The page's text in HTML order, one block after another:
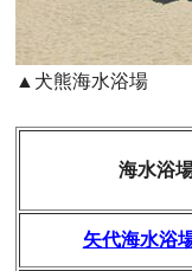
▲犬熊海水浴場
海水浴
矢代海水浴